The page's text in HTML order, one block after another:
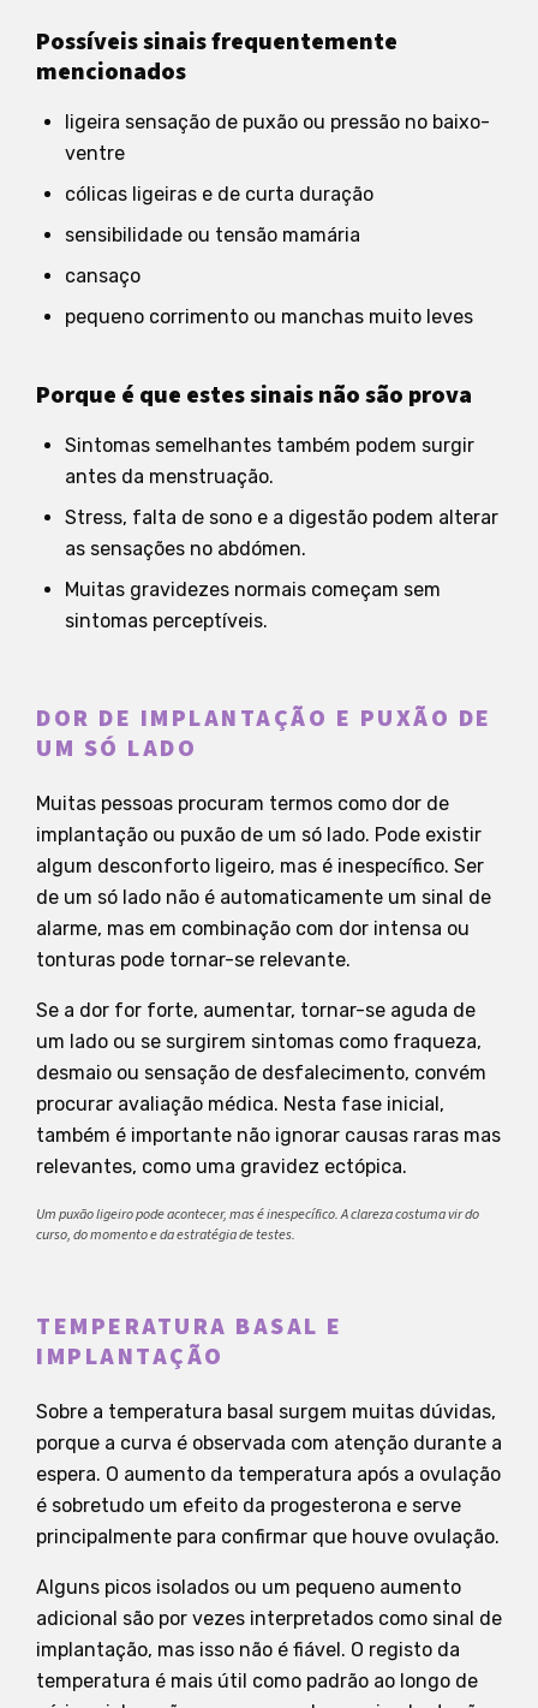
Possíveis sinais frequentemente
mencionados
ligeira sensação de puxão ou pressão no baixo-
ventre
cólicas ligeiras e de curta duração
sensibilidade ou tensão mamária
cansaço
pequeno corrimento ou manchas muito leves
Porque é que estes sinais não são prova
Sintomas semelhantes também podem surgir
antes da menstruação.
Stress, falta de sono e a digestão podem alterar
as sensações no abdómen.
Muitas gravidezes normais começam sem
sintomas perceptíveis.
DOR DE IMPLANTAÇÃO E PUXÃO DE
UM SÓ LADO
Muitas pessoas procuram termos como dor de
implantação ou puxão de um só lado. Pode existir
algum desconforto ligeiro, mas é inespecífico. Ser
de um só lado não é automaticamente um sinal de
alarme, mas em combinação com dor intensa ou
tonturas pode tornar-se relevante.
Se a dor for forte, aumentar, tornar-se aguda de
um lado ou se surgirem sintomas como fraqueza,
desmaio ou sensação de desfalecimento, convém
procurar avaliação médica. Nesta fase inicial,
também é importante não ignorar causas raras mas
relevantes, como uma gravidez ectópica.
Um puxão ligeiro pode acontecer, mas é inespecífico. A clareza costuma vir do
curso, do momento e da estratégia de testes.
TEMPERATURA BASAL E
IMPLANTAÇÃO
Sobre a temperatura basal surgem muitas dúvidas,
porque a curva é observada com atenção durante a
espera. O aumento da temperatura após a ovulação
é sobretudo um efeito da progesterona e serve
principalmente para confirmar que houve ovulação.
Alguns picos isolados ou um pequeno aumento
adicional são por vezes interpretados como sinal de
implantação, mas isso não é fiável. O registo da
temperatura é mais útil como padrão ao longo de